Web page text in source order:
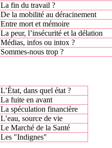
La fin du travail ?
De la mobilité au déracinement
Entre mort et mémoire
La peur, l’insécurité et la délation
Médias, infos ou intox ?
Sommes-nous trop ?
L’État, dans quel état ?
La fuite en avant
La spéculation financière
L’eau, source de vie
Le Marché de la Santé
Les "Indignes"